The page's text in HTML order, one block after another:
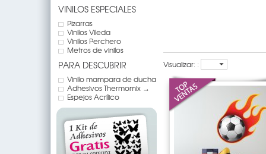
VINILOS ESPECIALES
Pizarras
Vinilos Vileda
Vinilos Perchero
Metros de vinilos
PARA DESCUBRIR
Vinilo mampara de ducha
Adhesivos Thermomix →
Espejos Acrílico
Visualizar: :